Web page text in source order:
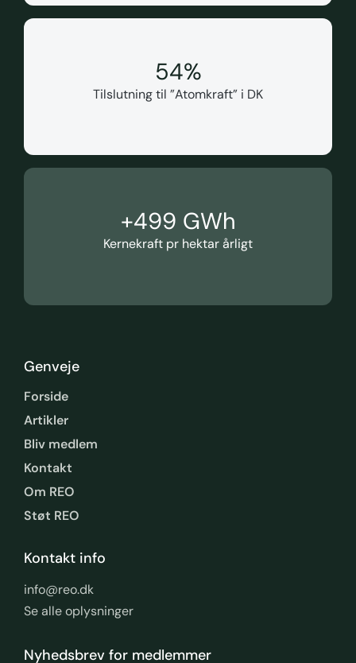
55%
Tilslutning til ”Atomkraft” i DK
+500 GWh
Kernekraft pr hektar årligt
Genveje
Forside
Artikler
Bliv medlem
Kontakt
Om REO
Støt REO
Kontakt info
info@reo.dk
Se alle oplysninger
Nyhedsbrev for medlemmer